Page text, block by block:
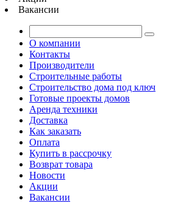
Вакансии
О компании
Контакты
Производители
Строительные работы
Строительство дома под ключ
Готовые проекты домов
Аренда техники
Доставка
Как заказать
Оплата
Купить в рассрочку
Возврат товара
Новости
Акции
Вакансии